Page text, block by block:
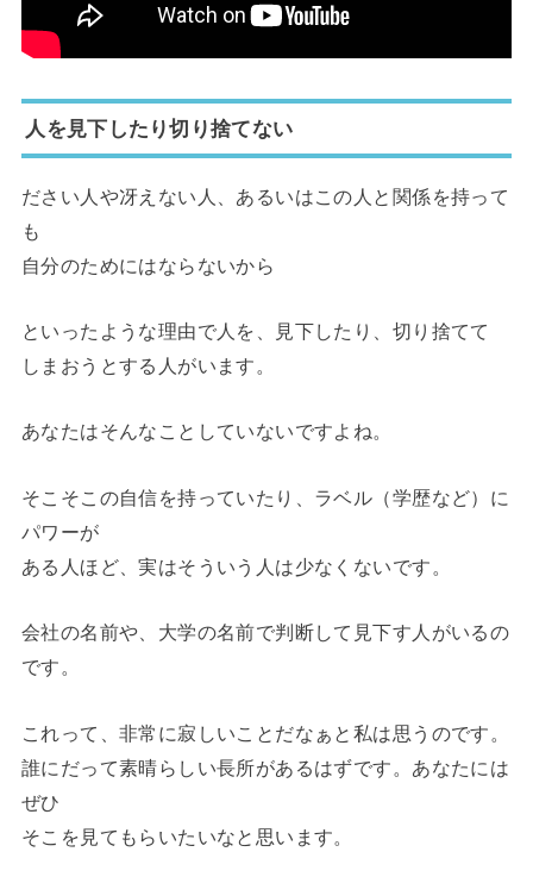
人を見下したり切り捨てない
ださい人や冴えない人、あるいはこの人と関係を持って
も
自分のためにはならないから
といったような理由で人を、見下したり、切り捨てて
しまおうとする人がいます。
あなたはそんなことしていないですよね。
そこそこの自信を持っていたり、ラベル（学歴など）に
パワーが
ある人ほど、実はそういう人は少なくないです。
会社の名前や、大学の名前で判断して見下す人がいるの
です。
これって、非常に寂しいことだなぁと私は思うのです。
誰にだって素晴らしい長所があるはずです。あなたには
ぜひ
そこを見てもらいたいなと思います。